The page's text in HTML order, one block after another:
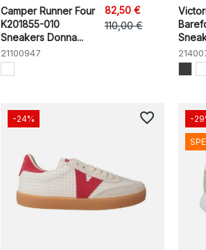
Camper Runner Four
K201855-010
Sneakers Donna...
21100947
82,50 €
110,00 €
-24% favorite_border -